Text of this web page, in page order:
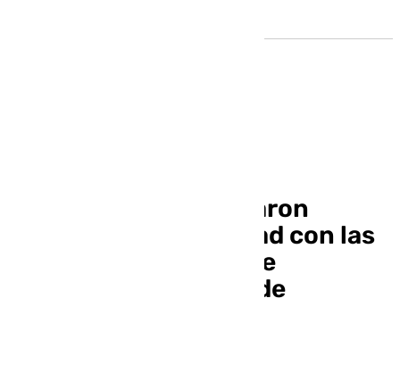
Las jóvenes que lograron
conectar la solidaridad con las
redes: la campaña que
rejuvenece al Banco de